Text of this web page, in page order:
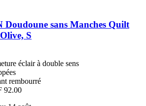
Doudoune sans Manches Quilt
S
éclair à double sens
rembourré
92.00